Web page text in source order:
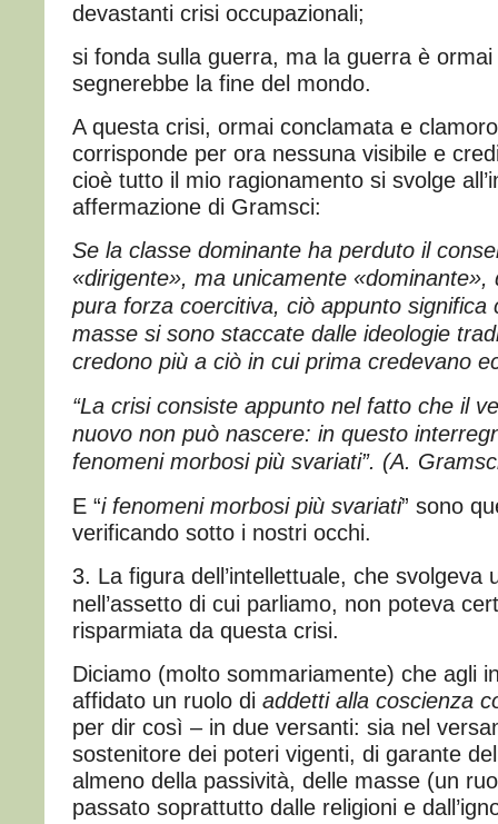
devastanti crisi occupazionali;
si fonda sulla guerra, ma la guerra è
segnerebbe la fine del mondo.
A questa crisi, ormai conclamata e
corrisponde per ora nessuna visibile e
cioè tutto il mio ragionamento si svolge
affermazione di Gramsci:
Se la classe dominante ha perduto il
«dirigente», ma unicamente «dominante»,
pura forza coercitiva, ciò appunto significa
masse si sono staccate dalle ideologie
credono più a ciò in cui prima credevano
“La crisi consiste appunto nel fatto che il
nuovo non può nascere: in questo
fenomeni morbosi più svariati”. (A.
E “i fenomeni morbosi più svariati” sono
verificando sotto i nostri occhi.
3. La figura dell’intellettuale, che svolgeva
nell’assetto di cui parliamo, non poteva
risparmiata da questa crisi.
Diciamo (molto sommariamente) che agli
affidato un ruolo di addetti alla coscienza
per dir così – in due versanti: sia nel
sostenitore dei poteri vigenti, di garante
almeno della passività, delle masse (un
passato soprattutto dalle religioni e